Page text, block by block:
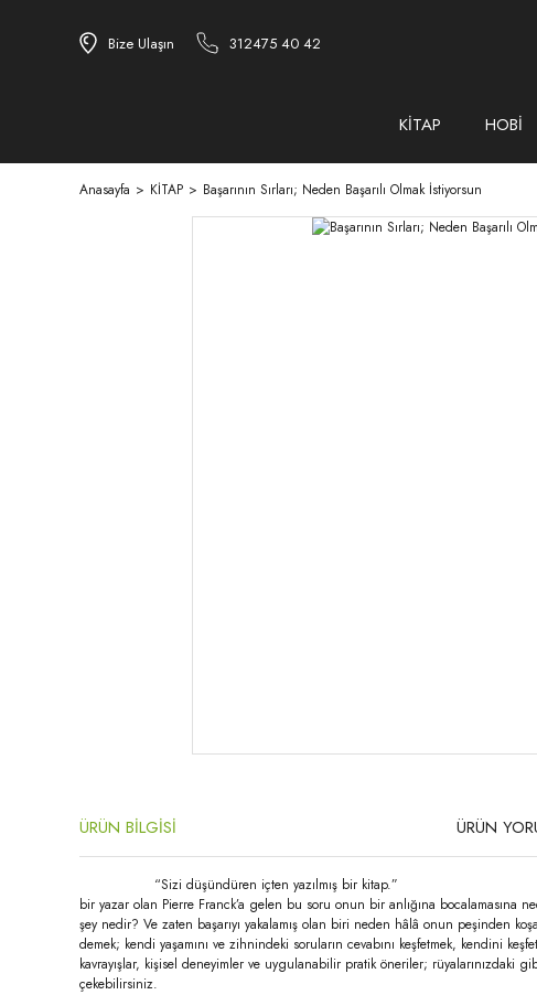
Bize Ulaşın 312475 40 42
KİTAP HOBİ
Anasayfa KİTAP Başarının Sırları; Neden Başarılı Olmak İstiyorsun
ÜRÜN BİLGİSİ ÜRÜN
“Sizi düşündüren içten yazılmış bir kitap.” Happinez
bir yazar olan Pierre Franck’a gelen bu soru onun bir anlığına bocalamasına
şey nedir? Ve zaten başarıyı yakalamış olan biri neden hâlâ onun peşinden
demek; kendi yaşamını ve zihnindeki soruların cevabını keşfetmek, kendini
kavrayışlar, kişisel deneyimler ve uygulanabilir pratik öneriler; rüyalarınızdaki
çekebilirsiniz.